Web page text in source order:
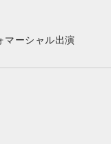
ーシャル出演